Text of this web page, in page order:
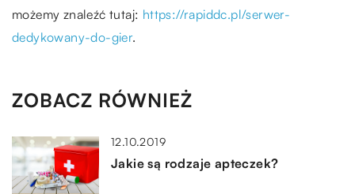
możemy znaleźć tutaj: https://rapiddc.pl/serwer-
dedykowany-do-gier.
ZOBACZ RÓWNIEŻ
12.10.2019
Jakie są rodzaje apteczek?